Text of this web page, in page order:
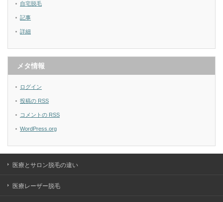
自宅脱毛
記事
詳細
メタ情報
ログイン
投稿の RSS
コメントの RSS
WordPress.org
医療とサロン脱毛の違い
医療レーザー脱毛